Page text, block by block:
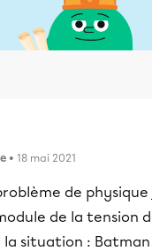
• 18 mai 2021
de physique
de la tension
la situation : Batman